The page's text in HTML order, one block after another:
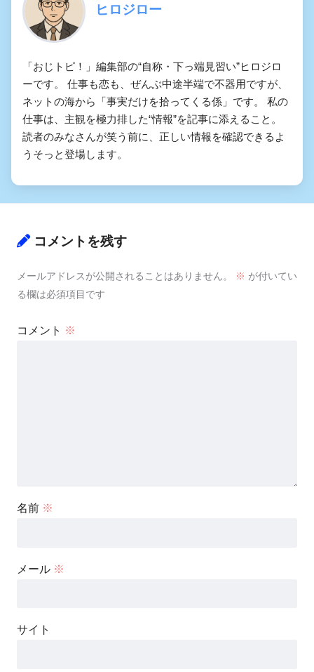
ヒロジロー
「おじトピ！」編集部の“自称・下っ端見習い”ヒロジロ
ーです。 仕事も恋も、ぜんぶ中途半端で不器用ですが、
ネットの海から「事実だけを拾ってくる係」です。 私の
仕事は、主観を極力排した“情報”を記事に添えること。
読者のみなさんが笑う前に、正しい情報を確認できるよ
うそっと登場します。
コメントを残す
メールアドレスが公開されることはありません。 ※ が付いてい
る欄は必須項目です
コメント ※
名前 ※
メール ※
サイト